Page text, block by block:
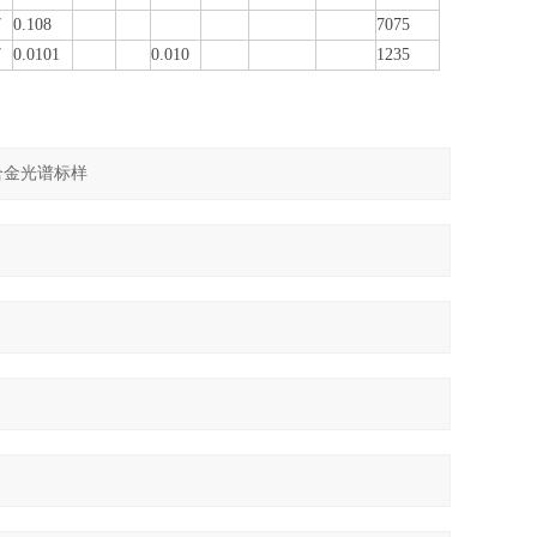
0.108
7075
0.0101 0.010 1235